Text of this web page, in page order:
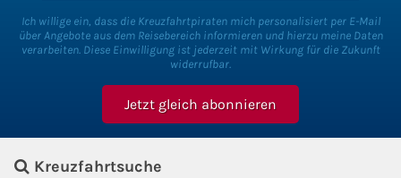
Ich willige ein, dass die Kreuzfahrtpiraten mich personalisiert per E-Mail
über Angebote aus dem Reisebereich informieren und hierzu meine Daten
verarbeiten. Diese Einwilligung ist jederzeit mit Wirkung für die Zukunft
widerrufbar.
Kreuzfahrtsuche